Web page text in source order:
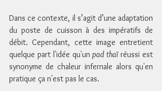
Dans ce contexte, il s’agit d’une adaptation
du poste de cuisson à des impératifs de
débit. Cependant, cette image entretient
quelque part l'idée qu'un pad thaï réussi est
synonyme de chaleur infernale alors qu'en
pratique ça n'est pas le cas.